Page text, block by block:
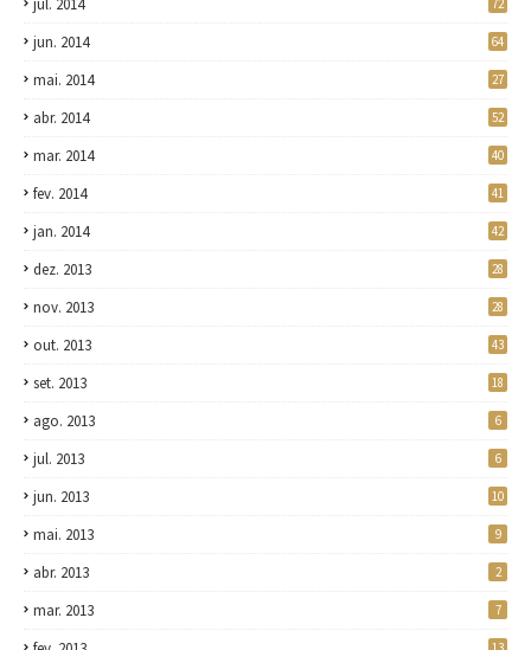
jul. 2014 72
jun. 2014 64
mai. 2014 27
abr. 2014 52
mar. 2014 40
fev. 2014 41
jan. 2014 42
dez. 2013 28
nov. 2013 28
out. 2013 43
set. 2013 18
ago. 2013 6
jul. 2013 6
jun. 2013 10
mai. 2013 9
abr. 2013 2
mar. 2013 7